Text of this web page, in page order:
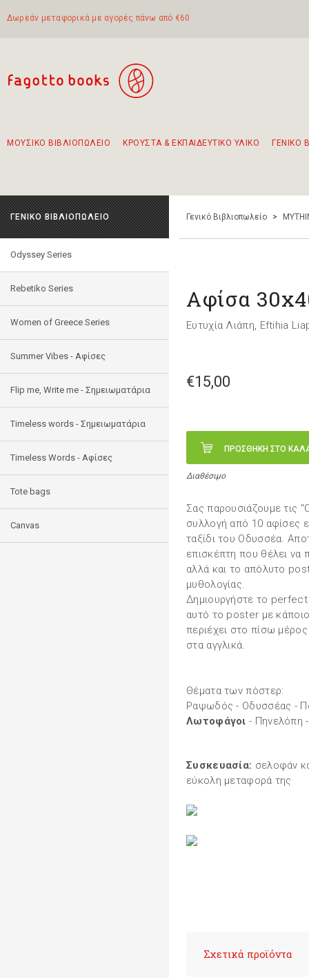
Δωρεάν μεταφορικά με αγορές πάνω από €60
ΜΟΥΣΙΚΟ ΒΙΒΛΙΟΠΩΛΕΙΟ ΚΡΟΥΣΤΑ & ΕΚΠΑΙΔΕΥΤΙΚΟ ΥΛΙΚΟ ΓΕΝΙΚΟ
ΓΕΝΙΚΟ ΒΙΒΛΙΟΠΩΛΕΙΟ
Odyssey Series
Rebetiko Series
Women of Greece Series
Summer Vibes - Αφίσες
Flip me, Write me - Σημειωματάρια
Timeless words - Σημειωματάρια
Timeless Words - Aφίσες
Tote bags
Canvas
Γενικό Βιβλιοπωλείο >
Αφίσα
Ευτυχία Λιάπη, Eftihia
€15,00
ΠΡΟΣΘΗΚΗ ΣΤΟ
Διαθέσιμο
Σας παρουσιάζουμε τις
συλλογή από 10 αφίσες
ταξίδι του Οδυσσέα.
επισκέπτη που θέλει να
αλλά και το απόλυτo
μυθολογίας.
Δημιουργήστε το
αυτό το poster με
περιέχει στο πίσω
στα αγγλικά.
Θέματα των πόστερ:
Ραψωδός - Οδυσσέας -
Λωτοφάγοι - Πηνελόπη
Συσκευασία: σελοφάν
εύκολη μεταφορά της
Σχετικά προϊόντα